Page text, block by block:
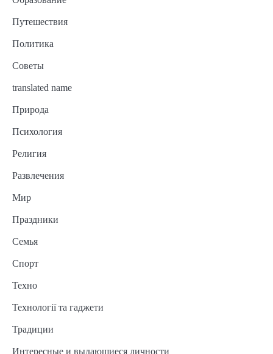
Путешествия
Политика
Советы
translated name
Природа
Психология
Религия
Развлечения
Мир
Праздники
Семья
Спорт
Техно
Технології та гаджети
Традиции
Интересные и выдающиеся личности